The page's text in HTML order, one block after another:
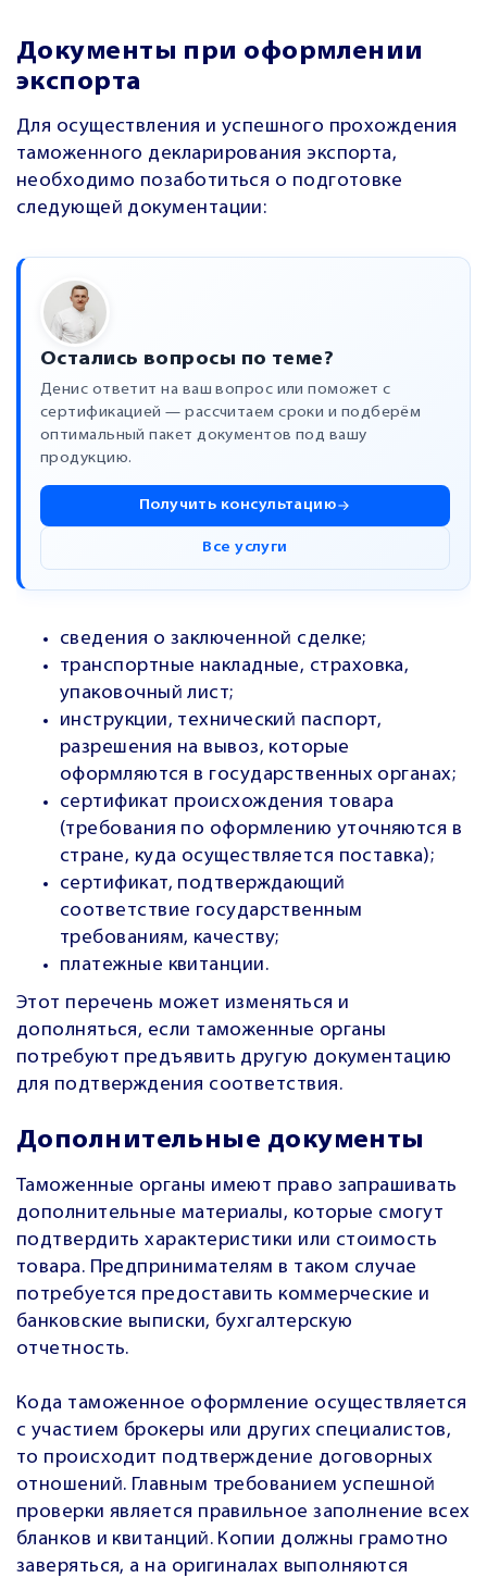
Документы при оформлении
экспорта
Для осуществления и успешного прохождения
таможенного декларирования экспорта,
необходимо позаботиться о подготовке
следующей документации:
Остались вопросы по теме?
Денис ответит на ваш вопрос или поможет с
сертификацией — рассчитаем сроки и подберём
оптимальный пакет документов под вашу
продукцию.
Получить консультацию
Все услуги
сведения о заключенной сделке;
транспортные накладные, страховка,
упаковочный лист;
инструкции, технический паспорт,
разрешения на вывоз, которые
оформляются в государственных органах;
сертификат происхождения товара
(требования по оформлению уточняются в
стране, куда осуществляется поставка);
сертификат, подтверждающий
соответствие государственным
требованиям, качеству;
платежные квитанции.
Этот перечень может изменяться и
дополняться, если таможенные органы
потребуют предъявить другую документацию
для подтверждения соответствия.
Дополнительные документы
Таможенные органы имеют право запрашивать
дополнительные материалы, которые смогут
подтвердить характеристики или стоимость
товара. Предпринимателям в таком случае
потребуется предоставить коммерческие и
банковские выписки, бухгалтерскую
отчетность.
Кода таможенное оформление осуществляется
с участием брокеры или других специалистов,
то происходит подтверждение договорных
отношений. Главным требованием успешной
проверки является правильное заполнение всех
бланков и квитанций. Копии должны грамотно
заверяться, а на оригиналах выполняются